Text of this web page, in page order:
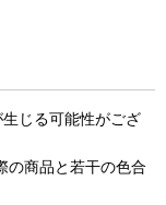
じる可能性がござ
の商品と若干の色合